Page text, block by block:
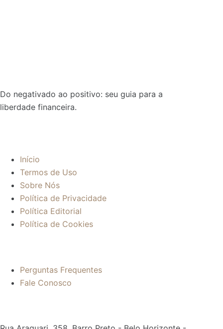
Do negativado ao positivo: seu guia para a
liberdade financeira.
Início
Termos de Uso
Sobre Nós
Política de Privacidade
Política Editorial
Política de Cookies
Perguntas Frequentes
Fale Conosco